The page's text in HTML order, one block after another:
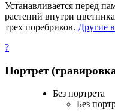
Устанавливается перед
растений внутри
трех поребриков. Другие
?
Портрет
Без портрета
Без